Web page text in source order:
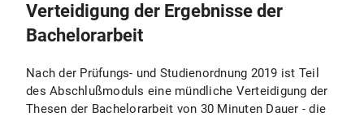
Verteidigung der Ergebnisse der
Bachelorarbeit
Nach der Prüfungs- und Studienordnung 2019 ist Teil
des Abschlußmoduls eine mündliche Verteidigung der
Thesen der Bachelorarbeit von 30 Minuten Dauer - die